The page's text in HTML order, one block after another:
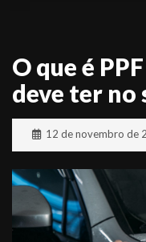
O que é
deve ter no
12 de novembro de